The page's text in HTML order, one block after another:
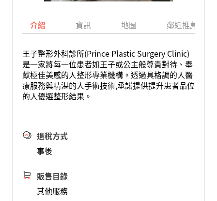
介紹 資訊 地圖 鄰近推薦景點
王子整形外科診所(Prince Plastic Surgery Clinic)
是一家將每一位患者如王子或公主般尊貴對待、奉
獻極佳美感的人整形專業機構。透過具格調的人醫
療服務與精湛的人手術技術,承諾提供提升患者品位
的人優選整形結果。
退稅方式
事後
販售目錄
其他服務